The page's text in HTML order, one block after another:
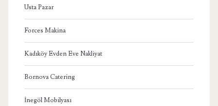
Usta Pazar
Forces Makina
Kadıköy Evden Eve Nakliyat
Bornova Catering
İnegöl Mobilyası